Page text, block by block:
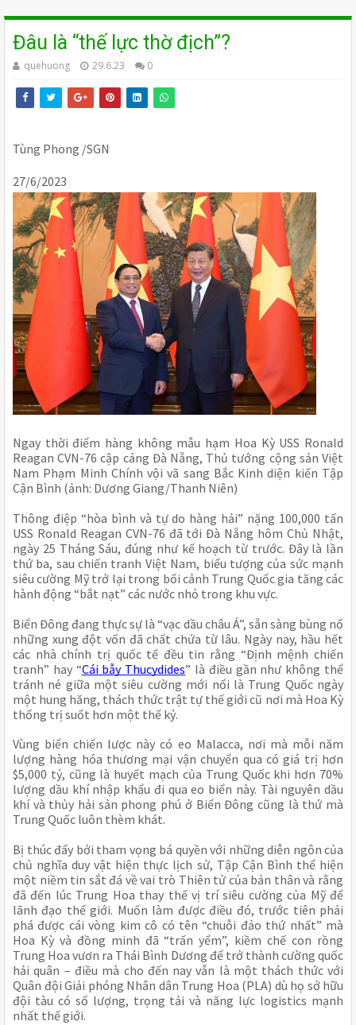
Đâu là “thế lực thờ địch”?
quehuong 29.6.23 0
Tùng Phong /SGN
27/6/2023
Ngay thời điểm hàng không mẫu hạm Hoa Kỳ USS Ronald
Reagan CVN-76 cập cảng Đà Nẵng, Thủ tướng cộng sản Việt
Nam Phạm Minh Chính vội vã sang Bắc Kinh diện kiến Tập
Cận Bình (ảnh: Dương Giang/Thanh Niên)
Thông điệp “hòa bình và tự do hàng hải” nặng 100,000 tấn
USS Ronald Reagan CVN-76 đã tới Đà Nẵng hôm Chủ Nhật,
ngày 25 Tháng Sáu, đúng như kế hoạch từ trước. Đây là lần
thứ ba, sau chiến tranh Việt Nam, biểu tượng của sức mạnh
siêu cường Mỹ trở lại trong bối cảnh Trung Quốc gia tăng các
hành động “bắt nạt” các nước nhỏ trong khu vực.
Biển Đông đang thực sự là “vạc dầu châu Á”, sẵn sàng bùng nổ
những xung đột vốn đã chất chứa từ lâu. Ngày nay, hầu hết
các nhà chính trị quốc tế đều tin rằng “Định mệnh chiến
tranh” hay “Cái bẫy Thucydides” là điều gần như không thể
tránh né giữa một siêu cường mới nổi là Trung Quốc ngày
một hung hăng, thách thức trật tự thế giới cũ nơi mà Hoa Kỳ
thống trị suốt hơn một thế kỷ.
Vùng biển chiến lược này có eo Malacca, nơi mà mỗi năm
lượng hàng hóa thương mại vận chuyển qua có giá trị hơn
$5,000 tỷ, cũng là huyết mạch của Trung Quốc khi hơn 70%
lượng dầu khí nhập khẩu đi qua eo biển này. Tài nguyên dầu
khí và thủy hải sản phong phú ở Biển Đông cũng là thứ mà
Trung Quốc luôn thèm khát.
Bị thúc đẩy bởi tham vọng bá quyền với những diễn ngôn của
chủ nghĩa duy vật hiện thực lịch sử, Tập Cận Bình thể hiện
một niềm tin sắt đá về vai trò Thiên tử của bản thân và rằng
đã đến lúc Trung Hoa thay thế vị trí siêu cường của Mỹ để
lãnh đạo thế giới. Muốn làm được điều đó, trước tiên phải
phá được cái vòng kim cô có tên “chuỗi đảo thứ nhất” mà
Hoa Kỳ và đồng minh đã “trấn yểm”, kiềm chế con rồng
Trung Hoa vươn ra Thái Bình Dương để trở thành cường quốc
hải quân – điều mà cho đến nay vẫn là một thách thức với
Quân đội Giải phóng Nhân dân Trung Hoa (PLA) dù họ sở hữu
đội tàu có số lượng, trọng tải và năng lực logistics mạnh
nhất thế giới.